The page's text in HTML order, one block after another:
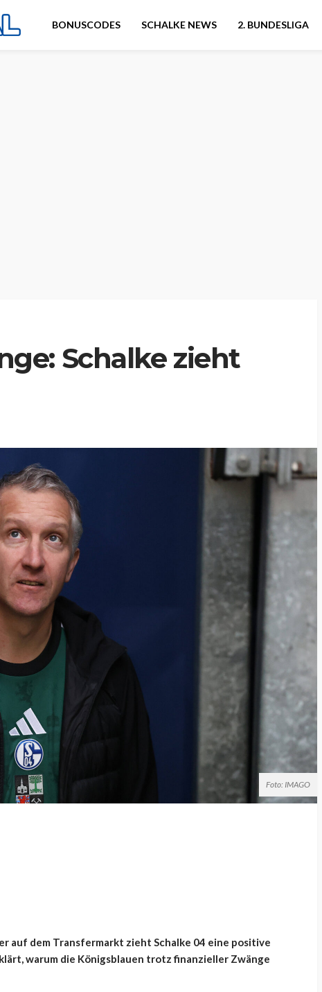
BONUSCODES SCHALKE NEWS 2. BUNDESLIGA
Schalke zieht
Foto: IMAGO
auf dem Transfermarkt zieht Schalke 04 eine positive
warum die Königsblauen trotz finanzieller Zwänge